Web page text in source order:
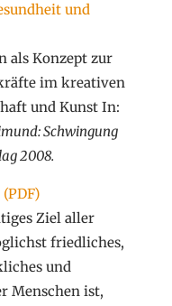
und
als Konzept zur
im kreativen
und Kunst In:
Schwingung
2008.
Ziel aller
friedliches,
und
Menschen ist,